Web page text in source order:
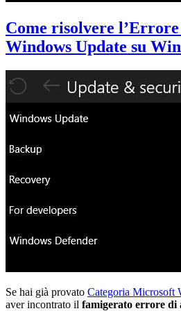
Come risolvere l’Errore
Windows Update su
Se hai già provato Categoria Microsoft
aver incontrato il famigerato errore di